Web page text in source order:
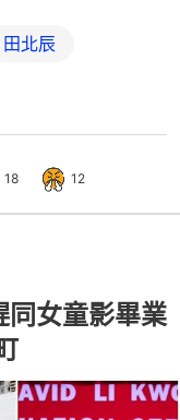
田北辰
18 12
女童影畢業